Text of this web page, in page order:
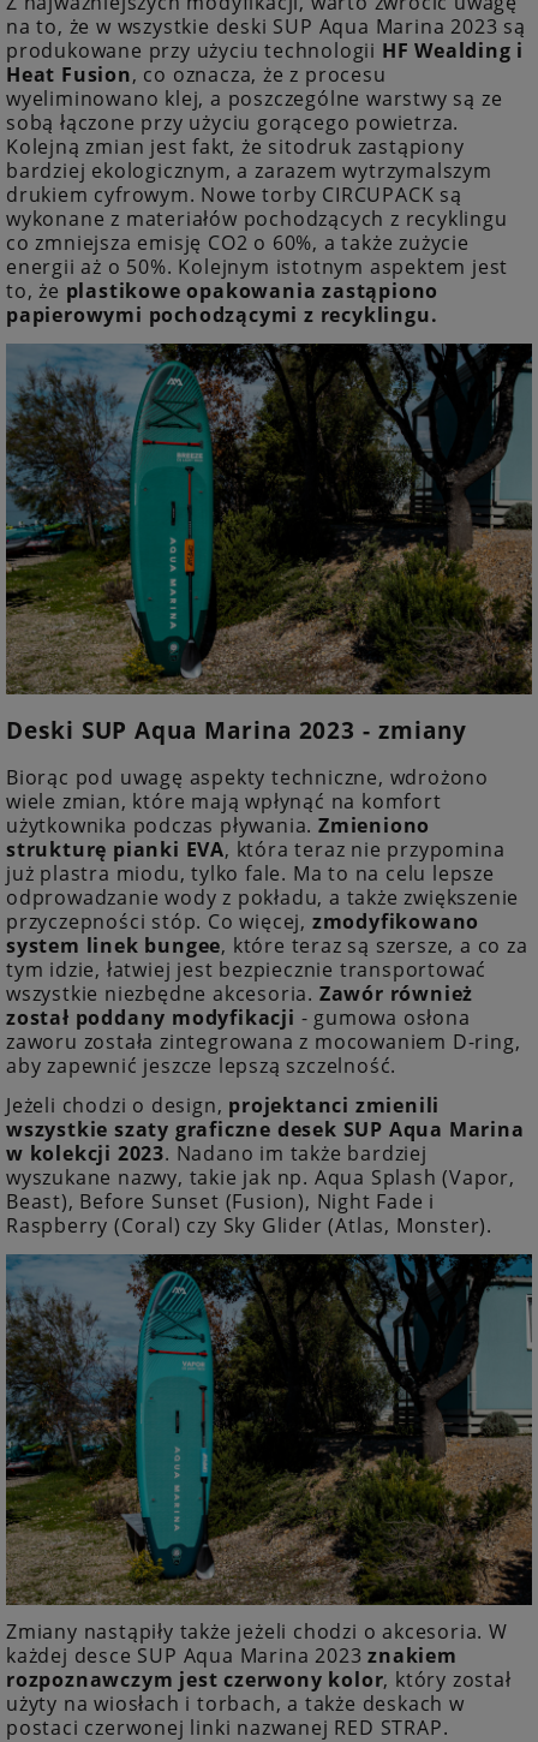
na to, że w wszystkie deski SUP Aqua Marina 2023 są
produkowane przy użyciu technologii HF Wealding i
Heat Fusion, co oznacza, że z procesu
wyeliminowano klej, a poszczególne warstwy są ze
sobą łączone przy użyciu gorącego powietrza.
Kolejną zmian jest fakt, że sitodruk zastąpiony
bardziej ekologicznym, a zarazem wytrzymalszym
drukiem cyfrowym. Nowe torby CIRCUPACK są
wykonane z materiałów pochodzących z recyklingu
co zmniejsza emisję CO2 o 60%, a także zużycie
energii aż o 50%. Kolejnym istotnym aspektem jest
to, że plastikowe opakowania zastąpiono
papierowymi pochodzącymi z recyklingu.
Deski SUP Aqua Marina 2023 - zmiany
Biorąc pod uwagę aspekty techniczne, wdrożono
wiele zmian, które mają wpłynąć na komfort
użytkownika podczas pływania. Zmieniono
strukturę pianki EVA, która teraz nie przypomina
już plastra miodu, tylko fale. Ma to na celu lepsze
odprowadzanie wody z pokładu, a także zwiększenie
przyczepności stóp. Co więcej, zmodyfikowano
system linek bungee, które teraz są szersze, a co za
tym idzie, łatwiej jest bezpiecznie transportować
wszystkie niezbędne akcesoria. Zawór również
został poddany modyfikacji - gumowa osłona
zaworu została zintegrowana z mocowaniem D-ring,
aby zapewnić jeszcze lepszą szczelność.
Jeżeli chodzi o design, projektanci zmienili
wszystkie szaty graficzne desek SUP Aqua Marina
w kolekcji 2023. Nadano im także bardziej
wyszukane nazwy, takie jak np. Aqua Splash (Vapor,
Beast), Before Sunset (Fusion), Night Fade i
Raspberry (Coral) czy Sky Glider (Atlas, Monster).
Zmiany nastąpiły także jeżeli chodzi o akcesoria. W
każdej desce SUP Aqua Marina 2023znakiem
rozpoznawczym jest czerwony kolor, który został
użyty na wiosłach i torbach, a także deskach w
postaci czerwonej linki nazwanej RED STRAP.